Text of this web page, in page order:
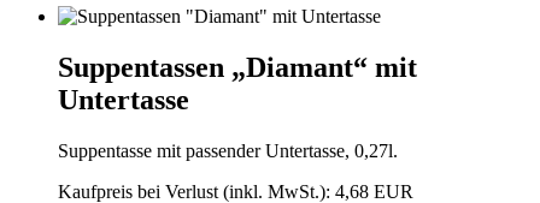
Suppentassen „Diamant“ mit
Untertasse
Suppentasse mit passender Untertasse, 0,27l.
Kaufpreis bei Verlust (inkl. MwSt.): 4,68 EUR